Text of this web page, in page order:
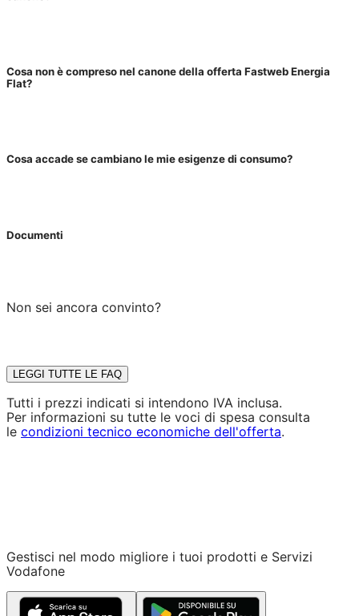
Cosa non è compreso nel canone della offerta Fastweb Energia
Flat?
Cosa accade se cambiano le mie esigenze di consumo?
Documenti
Non sei ancora convinto?
LEGGI TUTTE LE FAQ
Tutti i prezzi indicati si intendono IVA inclusa.
Per informazioni su tutte le voci di spesa consulta
le condizioni tecnico economiche dell'offerta.
Gestisci nel modo migliore i tuoi prodotti e Servizi
Vodafone